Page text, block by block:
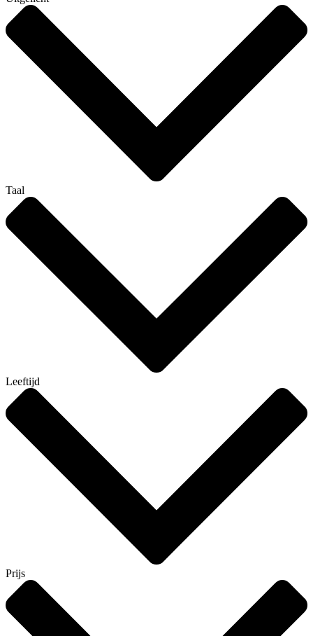
Taal
Leeftijd
Prijs